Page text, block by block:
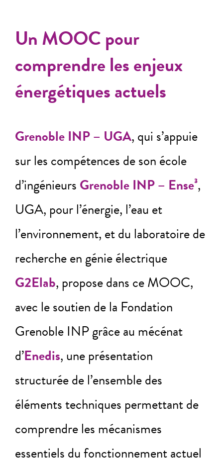
Un MOOC pour
comprendre les enjeux
énergétiques actuels
Grenoble INP – UGA, qui s’appuie
sur les compétences de son école
d’ingénieurs Grenoble INP – Ense³,
UGA, pour l’énergie, l’eau et
l’environnement, et du laboratoire de
recherche en génie électrique
G2Elab, propose dans ce MOOC,
avec le soutien de la Fondation
Grenoble INP grâce au mécénat
d’Enedis, une présentation
structurée de l’ensemble des
éléments techniques permettant de
comprendre les mécanismes
essentiels du fonctionnement actuel